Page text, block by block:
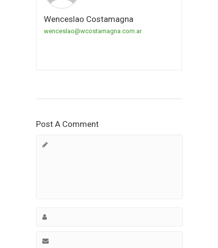
Wenceslao Costamagna
wenceslao@wcostamagna.com.ar
Post A Comment